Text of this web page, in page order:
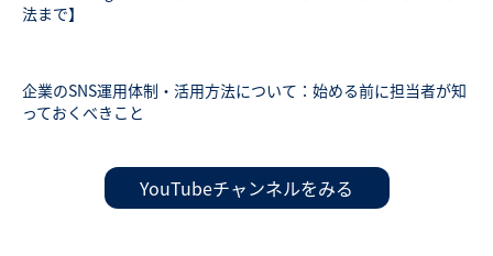
法まで】
企業のSNS運用体制・活用方法について：始める前に担当者が知
っておくべきこと
YouTubeチャンネルをみる